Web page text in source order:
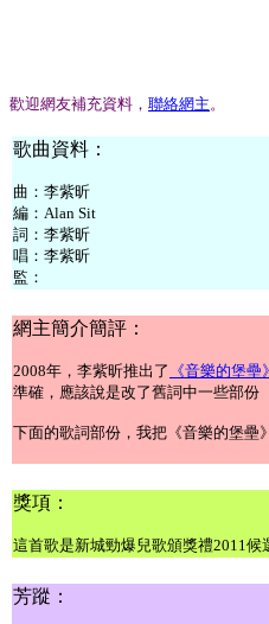
歡迎網友補充資料， 聯絡網主。
歌曲資料：
曲：李紫昕
編：Alan Sit
詞：李紫昕
唱：李紫昕
監：
網主簡介簡評：
2008年，李紫昕推出了 《音樂的堡壘》
準確，應該說是改了舊詞中一些部份
下面的歌詞部份，我把《音樂的堡壘
獎項：
這首歌是新城勁爆兒歌頒獎禮2011
芳蹤：